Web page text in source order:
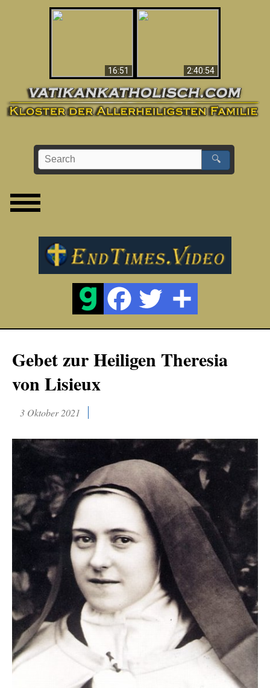
16:51
2:40:54
🔍
Gebet zur Heiligen Theresia
von Lisieux
3 Oktober 2021